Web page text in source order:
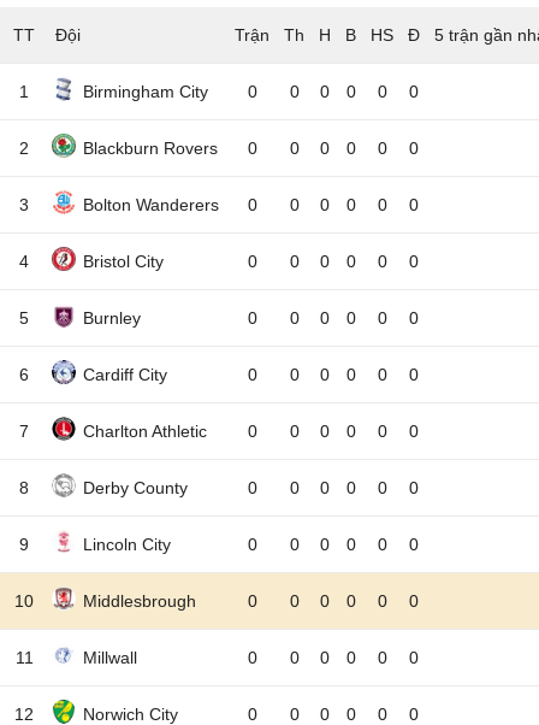
TT Đội 5 trận gần
1 Birmingham City 0 0 0 0 0 0
2 Blackburn Rovers 0 0 0 0 0 0
3 Bolton Wanderers 0 0 0 0 0 0
4 Bristol City 0 0 0 0 0 0
5 Burnley 0 0 0 0 0 0
6 Cardiff City 0 0 0 0 0 0
7 Charlton Athletic 0 0 0 0 0 0
8 Derby County 0 0 0 0 0 0
9 Lincoln City 0 0 0 0 0 0
10 Middlesbrough 0 0 0 0 0 0
11 Millwall 0 0 0 0 0 0
12 Norwich City 0 0 0 0 0 0